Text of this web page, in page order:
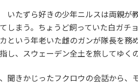
たずら好きの少年ニルスは両親が
しまう。ちょうど飼っていた白ガチ
という年老いた雌のガンが隊長を
し、スウェーデン全土を旅してゆく
聞きかじったフクロウの会話から、